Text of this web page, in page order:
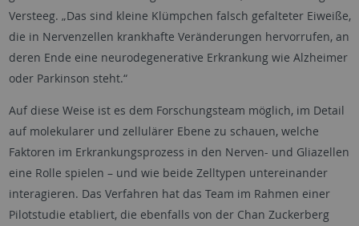
Versteeg. „Das sind kleine Klümpchen falsch gefalteter Eiweiße,
die in Nervenzellen krankhafte Veränderungen hervorrufen, an
deren Ende eine neurodegenerative Erkrankung wie Alzheimer
oder Parkinson steht.“
Auf diese Weise ist es dem Forschungsteam möglich, im Detail
auf molekularer und zellulärer Ebene zu schauen, welche
Faktoren im Erkrankungsprozess in den Nerven- und Gliazellen
eine Rolle spielen – und wie beide Zelltypen untereinander
interagieren. Das Verfahren hat das Team im Rahmen einer
Pilotstudie etabliert, die ebenfalls von der Chan Zuckerberg